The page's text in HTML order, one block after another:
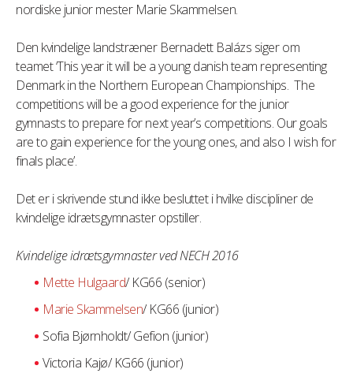
nordiske junior mester Marie Skammelsen.
Den kvindelige landstræner Bernadett Balázs siger om
teamet ‘This year it will be a young danish team representing
Denmark in the Northern European Championships. The
competitions will be a good experience for the junior
gymnasts to prepare for next year’s competitions. Our goals
are to gain experience for the young ones, and also I wish for
finals place’.
Det er i skrivende stund ikke besluttet i hvilke discipliner de
kvindelige idrætsgymnaster opstiller.
Kvindelige idrætsgymnaster ved NECH 2016
Mette Hulgaard/ KG66 (senior)
Marie Skammelsen/ KG66 (junior)
Sofia Bjørnholdt/ Gefion (junior)
Victoria Kajø/ KG66 (junior)